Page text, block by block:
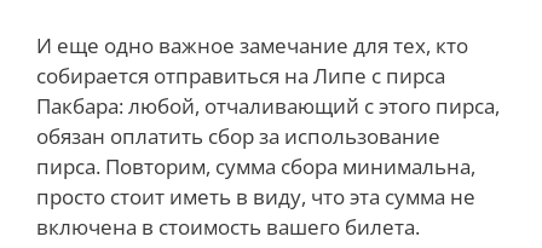
И еще одно важное замечание для тех, кто
собирается отправиться на Липе с пирса
Пакбара: любой, отчаливающий с этого пирса,
обязан оплатить сбор за использование
пирса. Повторим, сумма сбора минимальна,
просто стоит иметь в виду, что эта сумма не
включена в стоимость вашего билета.